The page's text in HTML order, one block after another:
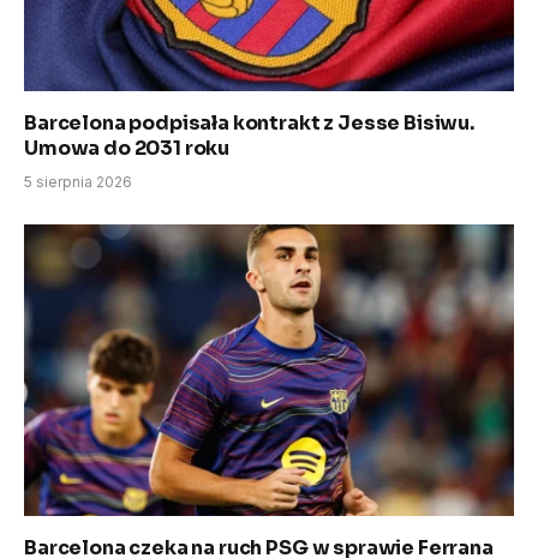
Barcelona podpisała kontrakt z Jesse Bisiwu.
Umowa do 2031 roku
5 sierpnia 2026
Barcelona czeka na ruch PSG w sprawie Ferrana